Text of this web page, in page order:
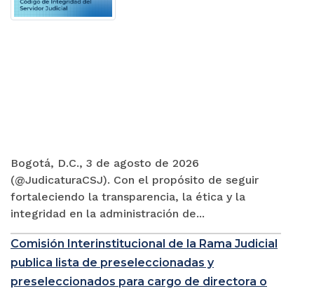
Bogotá, D.C., 3 de agosto de 2026
(@JudicaturaCSJ). Con el propósito de seguir
fortaleciendo la transparencia, la ética y la
integridad en la administración de...
Comisión Interinstitucional de la Rama Judicial
publica lista de preseleccionadas y
preseleccionados para cargo de directora o